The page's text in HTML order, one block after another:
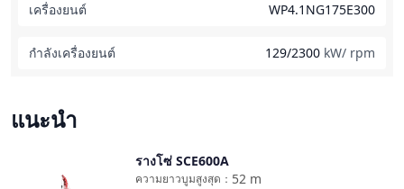
เครื่องยนต์ WP4.1NG175E300
กำลังเครื่องยนต์ 129/2300 kW/ rpm
แนะนำ
รางโซ่ SCE600A
52 m
ความยาวบูมสูงสุด ：